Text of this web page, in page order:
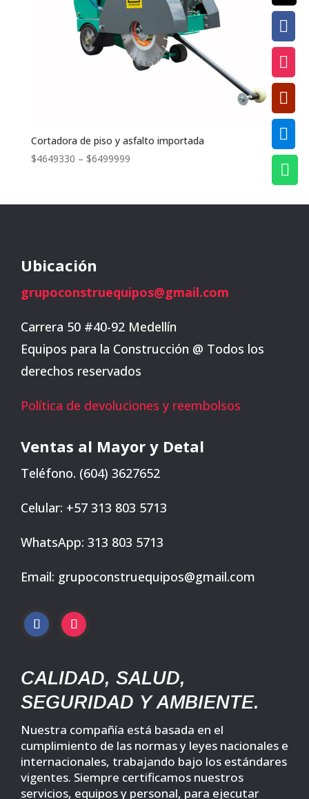





Cortadora de piso y asfalto importada
$4649330 – $6499999
Ubicación
grupoconstruequipos@gmail.com
Carrera 50 #40-92 Medellín
Equipos para la Construcción @ Todos los
derechos reservados
Política de devoluciones y reembolsos
Ventas al Mayor y Detal
Teléfono. (604) 3627652
Celular: +57 313 803 5713
WhatsApp: 313 803 5713
Email: grupoconstruequipos@gmail.com
CALIDAD, SALUD,
SEGURIDAD Y AMBIENTE.
Nuestra compañía está basada en el
cumplimiento de las normas y leyes nacionales e
internacionales, trabajando bajo los estándares
vigentes. Siempre certificamos nuestros
servicios, equipos y personal, para ejecutar